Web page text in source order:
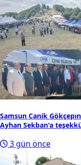
Samsun Canik
Ayhan Sekban'a
3 gün önce